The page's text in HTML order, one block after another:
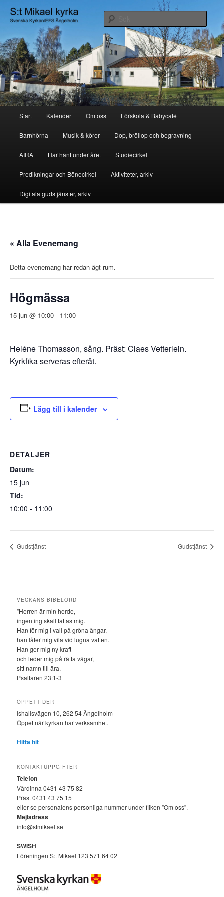
Hoppa
innehållS:t Mikael Kyrka
Start Kalender Om oss Förskola & Babycafé
Barnhörna Musik & körer Dop, bröllop och begravning
AIRA Har hänt under året Studiecirkel
Predikningar och Bönecirkel Aktiviteter, arkiv
Digitala gudstjänster, arkiv
« Alla Evenemang
Detta evenemang har redan ägt rum.
Högmässa
15 jun @ 10:00 - 11:00
Heléne Thomasson, sång. Präst: Claes Vetterlein.
Kyrkfika serveras efteråt.
Lägg till i kalender
DETALJER
Datum:
15 jun
Tid:
10:00 - 11:00
Gudstjänst Gudstjänst
VECKANS BIBELORD
”Herren är min herde,
ingenting skall fattas mig.
Han för mig i vall på gröna ängar,
han låter mig vila vid lugna vatten.
Han ger mig ny kraft
och leder mig på rätta vägar,
sitt namn till ära.
Psaltaren 23:1-3
ÖPPETTIDER
Ishallsvägen 10, 262 54 Ängelholm
Öppet när kyrkan har verksamhet.
Hitta hit
KONTAKTUPPGIFTER
Telefon
Värdinna 0431 43 75 82
Präst 0431 43 75 15
eller se personalens personliga nummer under fliken ”Om oss”.
Mejladress
info@stmikael.se
SWISH
Föreningen S:t Mikael 123 571 64 02